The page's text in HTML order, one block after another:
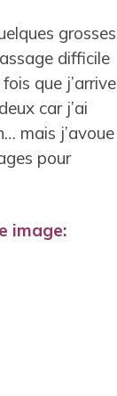
grosses
difficile
que j’arrive
car j’ai
mais j’avoue
pour
image: